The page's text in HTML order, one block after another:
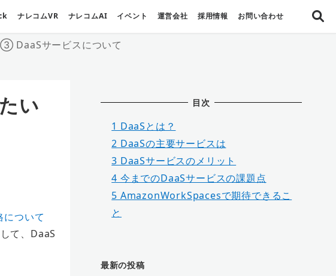
ナレコムVR ナレコムAI イベント 運営会社 採用情報 お問い合わせ
DaaSサービスについて
い
ついて
て、DaaS
目次
1 DaaSとは？
2 DaaSの主要サービスは
3 DaaSサービスのメリット
4 今までのDaaSサービスの課題点
5 AmazonWorkSpacesで期待できるこ
と
最新の投稿